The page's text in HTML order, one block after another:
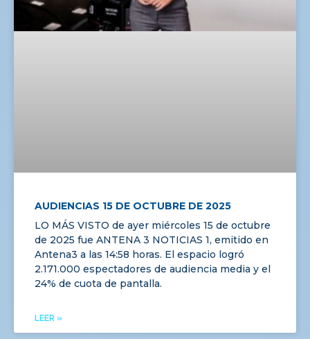
AUDIENCIAS 15 DE OCTUBRE DE 2025
LO MÁS VISTO de ayer miércoles 15 de octubre
de 2025 fue ANTENA 3 NOTICIAS 1, emitido en
Antena3 a las 14:58 horas. El espacio logró
2.171.000 espectadores de audiencia media y el
24% de cuota de pantalla.
LEER »